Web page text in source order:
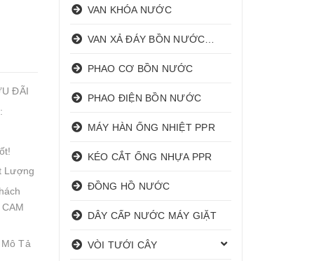
ĐÃI
Lượng
Tả
VAN KHÓA NƯỚC
PHAO CƠ BỒN NƯỚC
PHAO ĐIỆN BỒN NƯỚC
MÁY HÀN ỐNG NHIỆT PPR
KÉO CẮT ỐNG NHỰA PPR
ĐỒNG HỒ NƯỚC
DÂY CẤP NƯỚC MÁY GIẶT
VÒI TƯỚI CÂY